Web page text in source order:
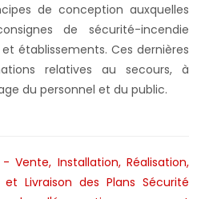
de conception auxquelles
de sécurité-incendie
établissements. Ces dernières
relatives au secours, à
du personnel et du public.